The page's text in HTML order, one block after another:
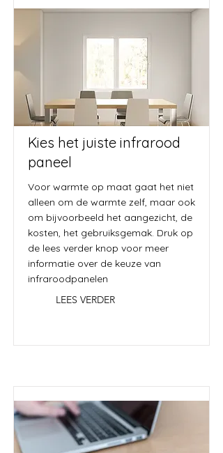
Kies het juiste infrarood
paneel
Voor warmte op maat gaat het niet
alleen om de warmte zelf, maar ook
om bijvoorbeeld het aangezicht, de
kosten, het gebruiksgemak. Druk op
de lees verder knop voor meer
informatie over de keuze van
infraroodpanelen
LEES VERDER